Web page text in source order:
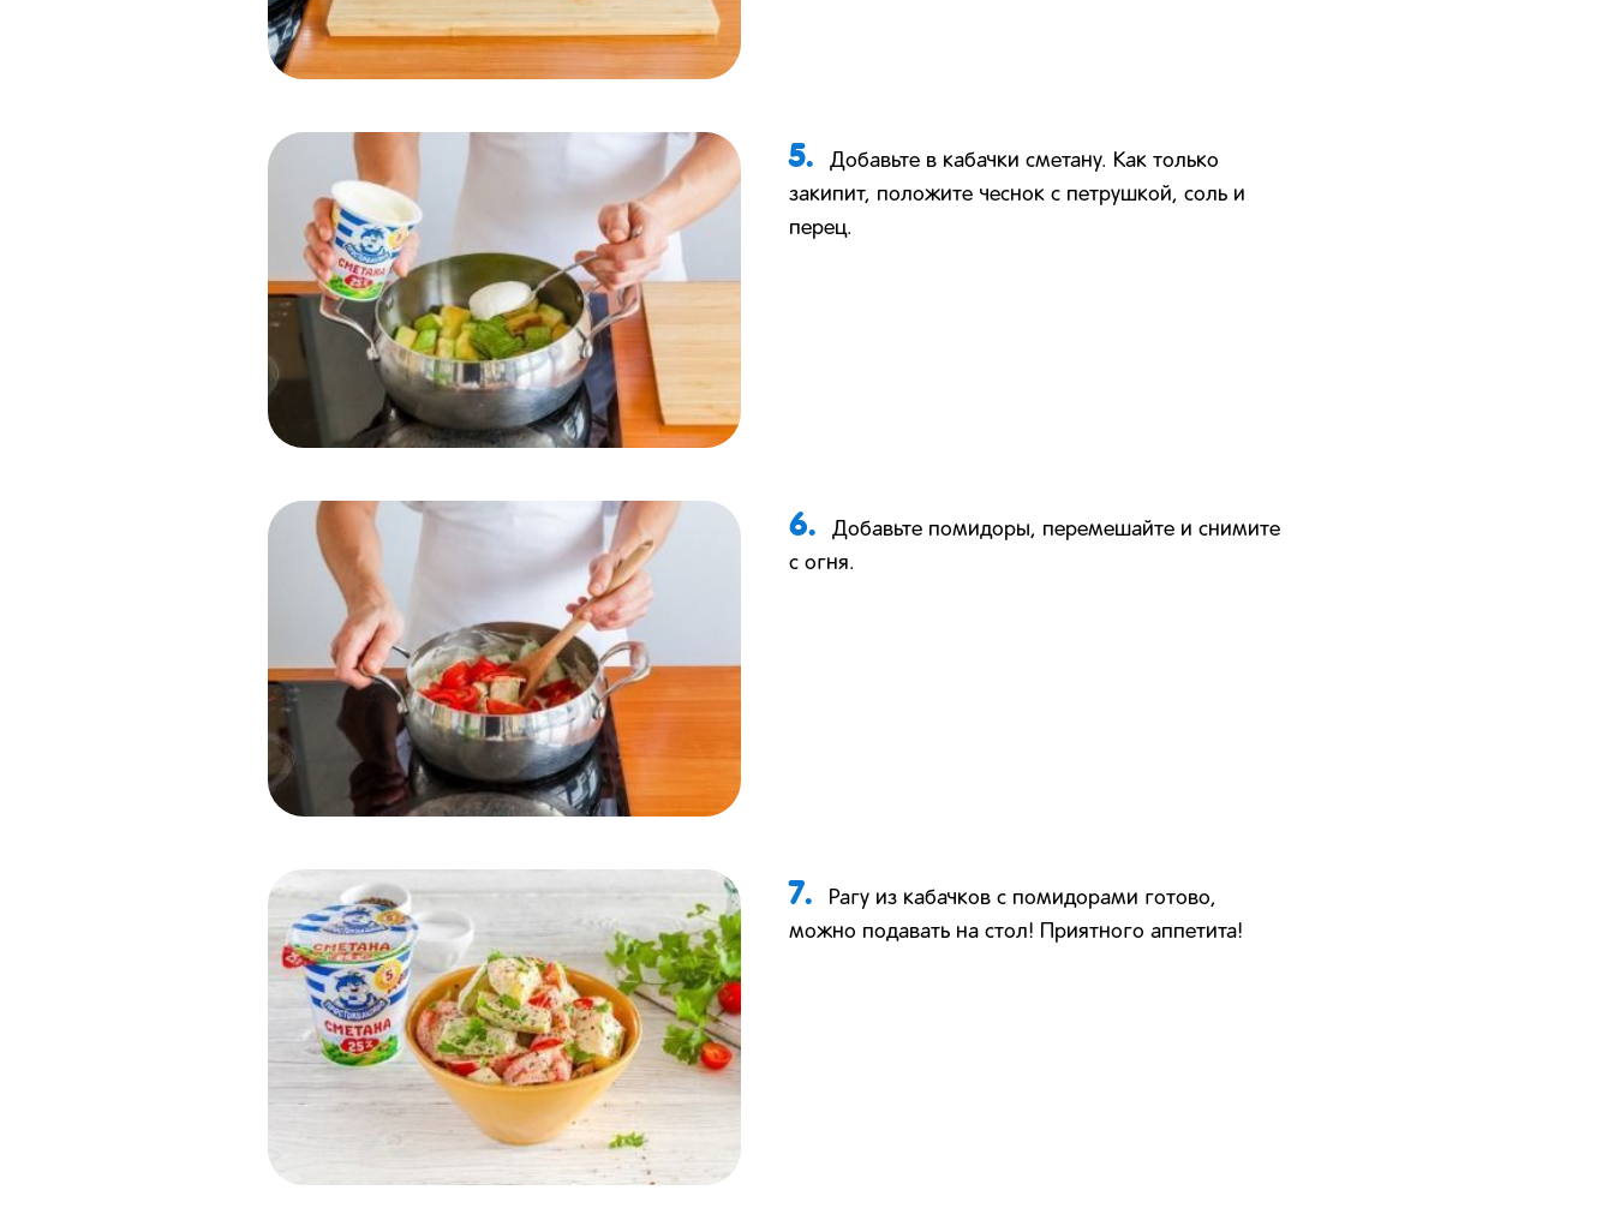
5.
Добавьте в кабачки сметану. Как только
закипит, положите чеснок с петрушкой, соль и
перец.
6.
Добавьте помидоры, перемешайте и снимите
с огня.
7.
Рагу из кабачков c помидорами готово,
можно подавать на стол! Приятного аппетита!